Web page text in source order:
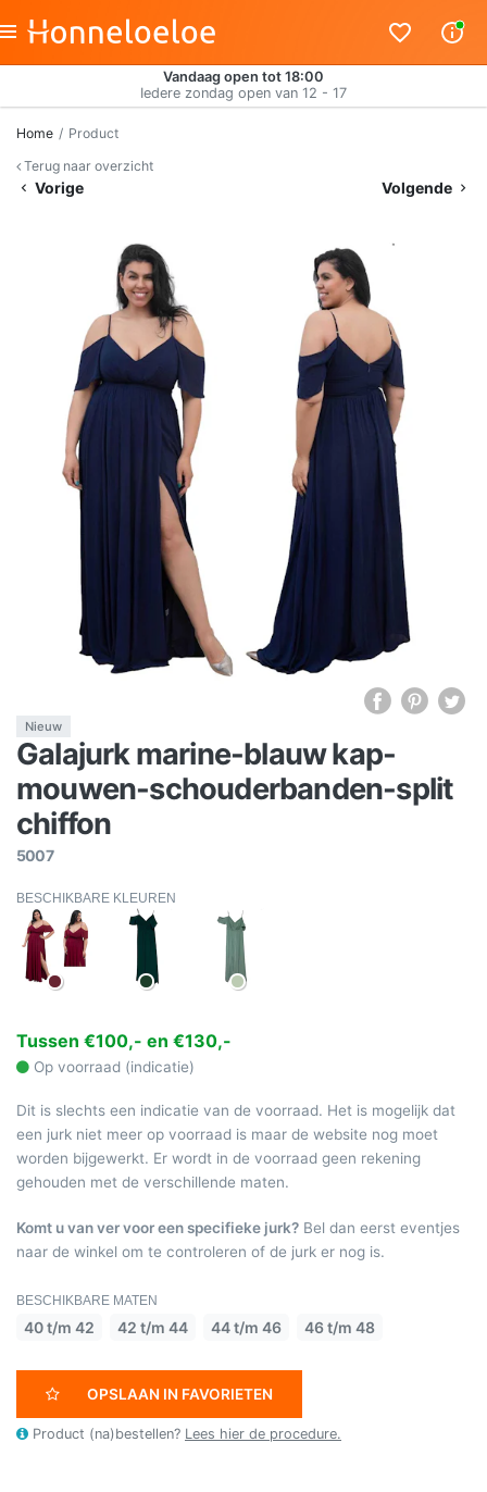
Vandaag open tot 18:00
Iedere zondag open van 12 - 17
Home
Product
Terug naar overzicht
Vorige Volgende
Nieuw
Galajurk marine-blauw kap-
mouwen-schouderbanden-split
chiffon
5007
BESCHIKBARE KLEUREN
Tussen €100,- en €130,-
Op voorraad (indicatie)
Dit is slechts een indicatie van de voorraad. Het is mogelijk dat
een jurk niet meer op voorraad is maar de website nog moet
worden bijgewerkt. Er wordt in de voorraad geen rekening
gehouden met de verschillende maten.
Komt u van ver voor een specifieke jurk? Bel dan eerst eventjes
naar de winkel om te controleren of de jurk er nog is.
BESCHIKBARE MATEN
40 t/m 42 42 t/m 44 44 t/m 46 46 t/m 48
OPSLAAN IN FAVORIETEN
Product (na)bestellen? Lees hier de procedure.